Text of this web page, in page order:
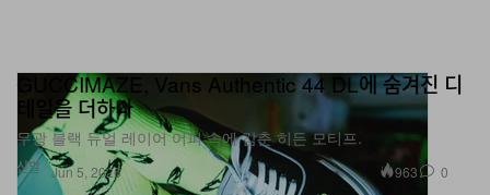
신발
GUCCIMAZE, Vans Authentic 44 DL에 숨겨진 디
테일을 더하다
무광 블랙 듀얼 레이어 어퍼 속에 감춘 히든 모티프.
Jun 5, 2026 963 0